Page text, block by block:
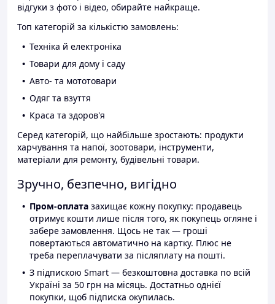
відгуки з фото і відео, обирайте найкраще.
Топ категорій за кількістю замовлень:
Техніка й електроніка
Товари для дому і саду
Авто- та мототовари
Одяг та взуття
Краса та здоров'я
Серед категорій, що найбільше зростають: продукти
харчування та напої, зоотовари, інструменти,
матеріали для ремонту, будівельні товари.
Зручно, безпечно, вигідно
Пром-оплата захищає кожну покупку: продавець
отримує кошти лише після того, як покупець огляне і
забере замовлення. Щось не так — гроші
повертаються автоматично на картку. Плюс не
треба переплачувати за післяплату на пошті.
З підпискою Smart — безкоштовна доставка по всій
Україні за 50 грн на місяць. Достатньо однієї
покупки, щоб підписка окупилась.